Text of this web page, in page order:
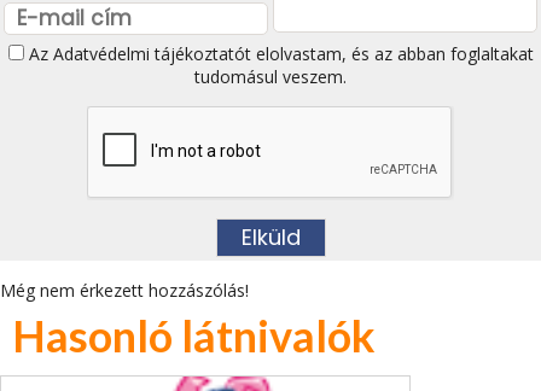
Az Adatvédelmi tájékoztatótelolvastam, és az abban foglaltakat
tudomásul veszem.
Még nem érkezett hozzászólás!
Hasonló látnivalók